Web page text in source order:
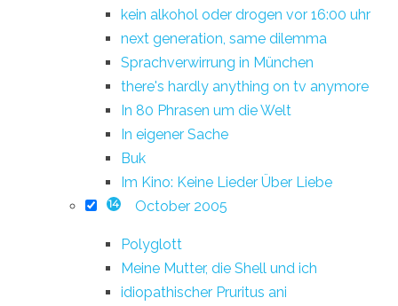
kein alkohol oder drogen vor 16:00 uhr
next generation, same dilemma
Sprachverwirrung in München
there's hardly anything on tv anymore
In 80 Phrasen um die Welt
In eigener Sache
Buk
Im Kino: Keine Lieder Über Liebe
14 October 2005
Polyglott
Meine Mutter, die Shell und ich
idiopathischer Pruritus ani